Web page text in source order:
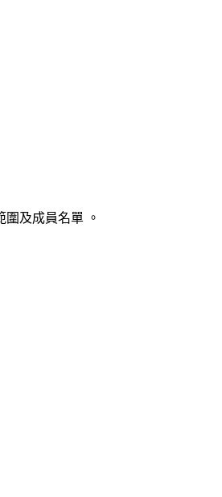
及成員名單 。